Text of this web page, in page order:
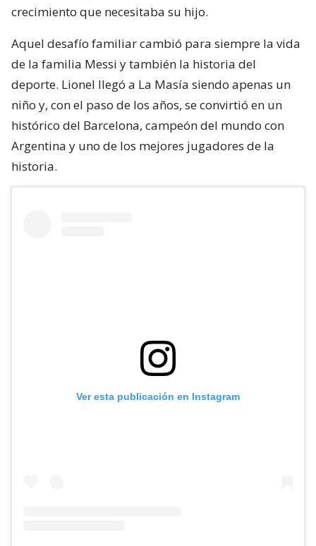
crecimiento que necesitaba su hijo.
Aquel desafío familiar cambió para siempre la vida
de la familia Messi y también la historia del
deporte. Lionel llegó a La Masía siendo apenas un
niño y, con el paso de los años, se convirtió en un
histórico del Barcelona, campeón del mundo con
Argentina y uno de los mejores jugadores de la
historia.
Ver esta publicación en Instagram